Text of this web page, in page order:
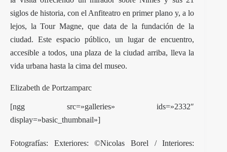
siglos de historia, con el Anfiteatro en primer plano y, a lo
lejos, la Tour Magne, que data de la fundación de la
ciudad. Este espacio público, un lugar de encuentro,
accesible a todos, una plaza de la ciudad arriba, lleva la
vida urbana hasta la cima del museo.
Elizabeth de Portzamparc
[ngg src=»galleries» ids=»2332″
display=»basic_thumbnail»]
Fotografías: Exteriores: ©Nicolas Borel / Interiores: